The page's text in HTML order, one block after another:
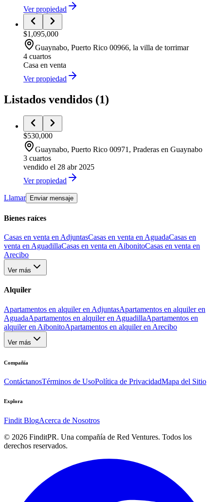
Ver propiedad
$1,095,000
Guaynabo, Puerto Rico 00966, la villa de torrimar
4 cuartos
Casa en venta
Ver propiedad
Listados vendidos (1)
$530,000
Guaynabo, Puerto Rico 00971, Praderas en Guaynabo
3 cuartos
vendido el 28 abr 2025
Ver propiedad
Llamar Enviar mensaje
Bienes raíces
Casas en venta en AdjuntasCasas en venta en AguadaCasas en
venta en AguadillaCasas en venta en AibonitoCasas en venta en
Arecibo
Ver más
Alquiler
Apartamentos en alquiler en AdjuntasApartamentos en alquiler en
AguadaApartamentos en alquiler en AguadillaApartamentos en
alquiler en AibonitoApartamentos en alquiler en Arecibo
Ver más
Compañía
ContáctanosTérminos de UsoPolítica de PrivacidadMapa del Sitio
Explora
Findit BlogAcerca de Nosotros
© 2026 FinditPR. Una compañía de Red Ventures. Todos los
derechos reservados.